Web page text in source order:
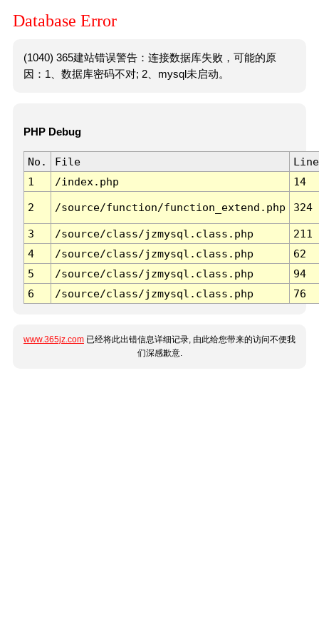
Database Error
(1040) 365建站错误警告：连接数据库失败，可能的原
因：1、数据库密码不对; 2、mysql未启动。
PHP Debug
No. File
Line
1
/index.php 14
2 /source/function/function_extend.php 324
3 /source/class/jzmysql.class.php
211
4
/source/class/jzmysql.class.php
62
5
/source/class/jzmysql.class.php
94
6
/source/class/jzmysql.class.php 76
www.365jz.com 已经将此出错信息详细记录, 由此给您带来的访问不便我
们深感歉意.